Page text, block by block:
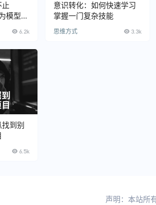
止
模型》
6.2k
意识转化：如何快速学习
掌握一门复杂技能
思维方式 3.3k
到别
6.5k
声明：本站所